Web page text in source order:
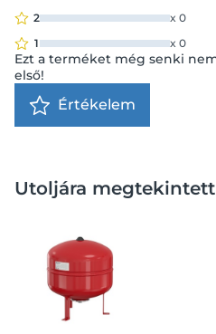
2
x 0
1
x 0
Ezt a terméket még senki
első!
Értékelem
Utoljára